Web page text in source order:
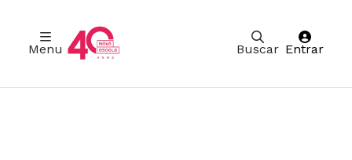
Buscar
Menu Entrar